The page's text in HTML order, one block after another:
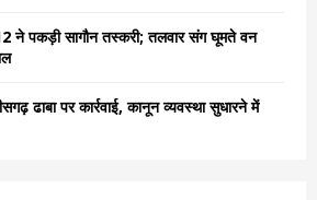
ने पकड़ी सागौन तस्करी; तलवार संग घूमते वन
ढाबा पर कार्रवाई, कानून व्यवस्था सुधारने में